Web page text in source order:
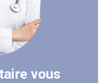
vous